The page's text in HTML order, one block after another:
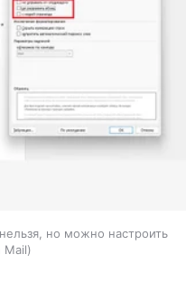
но можно настроить
Mail